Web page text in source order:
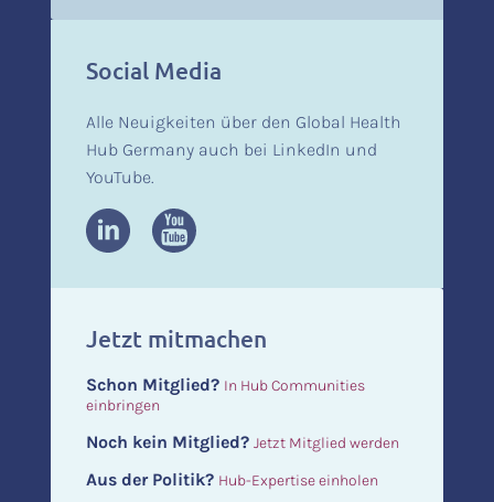
Social Media
Alle Neuigkeiten über den Global Health
Hub Germany auch bei LinkedIn und
YouTube.
Jetzt mitmachen
Schon Mitglied? In Hub Communities
einbringen
Noch kein Mitglied? Jetzt Mitglied werden
Aus der Politik? Hub-Expertise einholen